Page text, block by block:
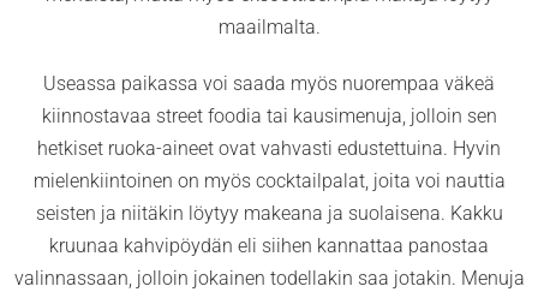
maailmalta.
Useassa paikassa voi saada myös nuorempaa väkeä
kiinnostavaa street foodia tai kausimenuja, jolloin sen
hetkiset ruoka-aineet ovat vahvasti edustettuina. Hyvin
mielenkiintoinen on myös cocktailpalat, joita voi nauttia
seisten ja niitäkin löytyy makeana ja suolaisena. Kakku
kruunaa kahvipöydän eli siihen kannattaa panostaa
valinnassaan, jolloin jokainen todellakin saa jotakin. Menuja